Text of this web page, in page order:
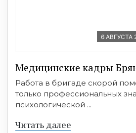
6 АВГУСТА
Медицинские кадры
Работа в бригаде скорой
только профессиональных
психологической ...
Читать далее